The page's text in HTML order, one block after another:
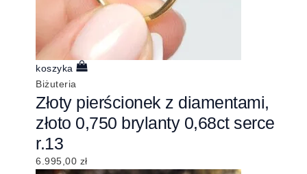
koszyka
Biżuteria
Złoty pierścionek z diamentami,
złoto 0,750 brylanty 0,68ct serce
r.13
6.995,00 zł